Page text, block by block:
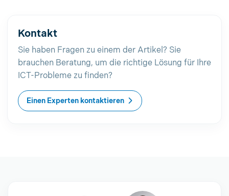
Kontakt
Sie haben Fragen zu einem der Artikel? Sie
brauchen Beratung, um die richtige Lösung für Ihre
ICT-Probleme zu finden?
Einen Experten kontaktieren